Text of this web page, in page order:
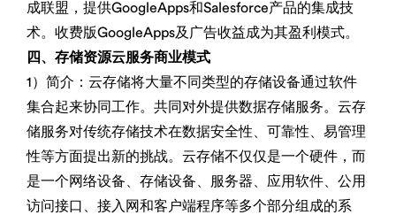
成联盟，提供GoogleApps和Salesforce产品的集成技
术。收费版GoogleApps及广告收益成为其盈利模式。
四、存储资源云服务商业模式
1）简介：云存储将大量不同类型的存储设备通过软件
集合起来协同工作。共同对外提供数据存储服务。云存
储服务对传统存储技术在数据安全性、可靠性、易管理
性等方面提出新的挑战。云存储不仅仅是一个硬件，而
是一个网络设备、存储设备、服务器、应用软件、公用
访问接口、接入网和客户端程序等多个部分组成的系